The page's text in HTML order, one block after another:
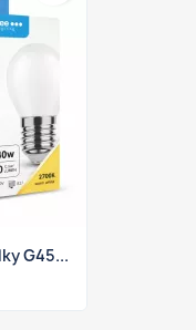
G45...